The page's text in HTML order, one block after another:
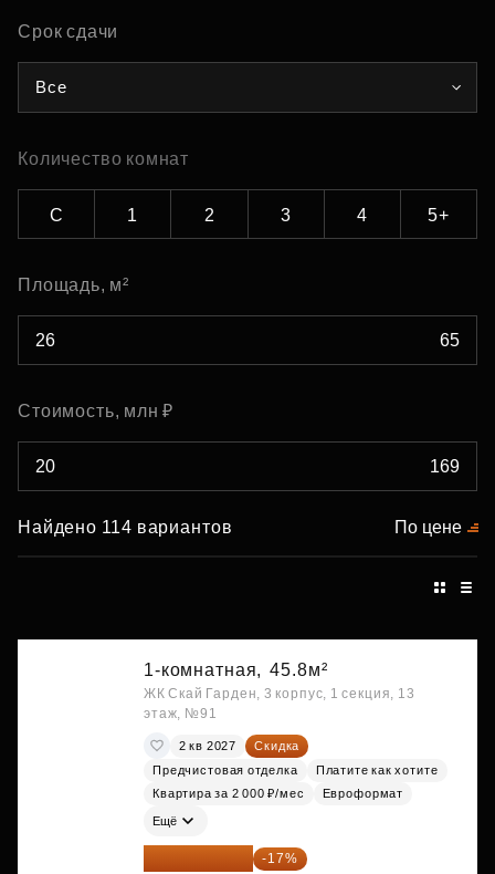
Срок сдачи
Все
Количество комнат
С 1 2 3 4 5+
Площадь, м²
Стоимость, млн ₽
Найдено 114 вариантов По цене
1-комнатная, 45.8м²
ЖК Скай Гарден, 3 корпус, 1 секция, 13
этаж, №91
2 кв 2027
Скидка
Предчистовая отделка
Платите как хотите
Квартира за 2 000 ₽/мес
Евроформат
Ещё
20 014 371 ₽ -17%